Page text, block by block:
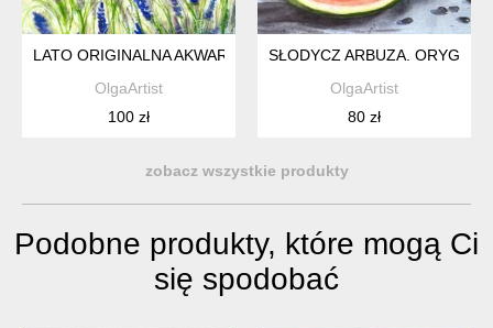
LATO ORIGINALNA AKWARELI A4
OlgaArtist
100 zł
SŁODYCZ ARBUZA.
OlgaArtist
80 zł
zobacz wszystkie produkty
Podobne produkty, które mogą Ci
się spodobać